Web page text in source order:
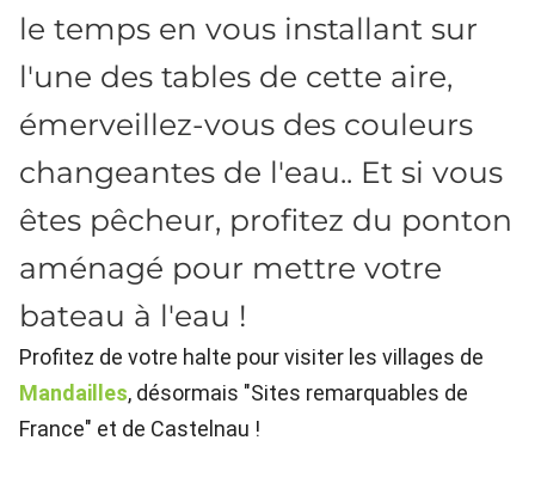
le temps en vous installant sur
l'une des tables de cette aire,
émerveillez-vous des couleurs
changeantes de l'eau.. Et si vous
êtes pêcheur, profitez du ponton
aménagé pour mettre votre
bateau à l'eau !
Profitez de votre halte pour visiter les villages de
Mandailles, désormais "Sites remarquables de
France" et de Castelnau !